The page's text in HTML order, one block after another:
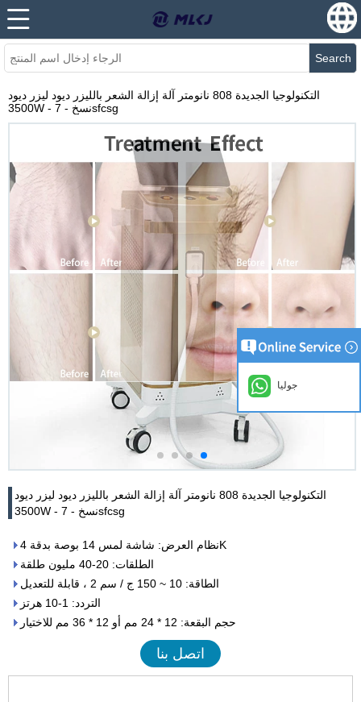
Search
التكنولوجيا الجديدة 808 نانومتر آلة إزالة الشعر بالليزر ديود ليزر ديود
3500W - نسخ - 7sfcsg
التكنولوجيا الجديدة 808 نانومتر آلة إزالة الشعر بالليزر ديود ليزر ديود
3500W - نسخ - 7sfcsg
نظام العرض: شاشة لمس 14 بوصة بدقة 4K
الطلقات: 20-40 مليون طلقة
الطاقة: 10 ~ 150 ج / سم 2 ، قابلة للتعديل
التردد: 1-10 هرتز
حجم البقعة: 12 * 24 مم أو 12 * 36 مم للاختيار
اتصل بنا
جوليا